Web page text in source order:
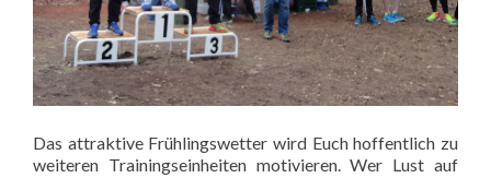
Das attraktive Frühlingswetter wird Euch hoffentlich zu
weiteren Trainingseinheiten motivieren. Wer Lust auf